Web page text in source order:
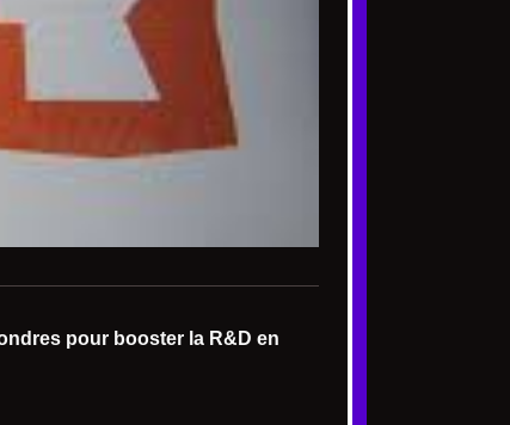
pour booster la R&D en